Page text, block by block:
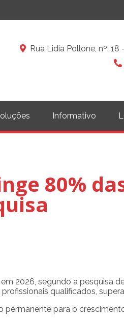
Rua Lidia Pollone, nº.
Informativo
80%
2026, segundo a pesquisa
qualificados,
para o